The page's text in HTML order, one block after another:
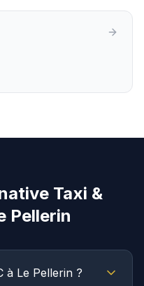
Taxi &
Pellerin
à Le Pellerin ?